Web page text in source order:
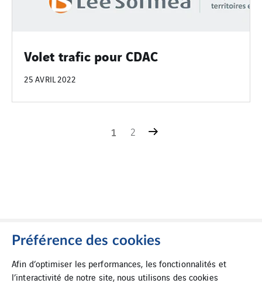
Volet trafic pour CDAC
25 AVRIL 2022
1 2
Préférence des cookies
Afin d’optimiser les performances, les fonctionnalités et
l’interactivité de notre site, nous utilisons des cookies